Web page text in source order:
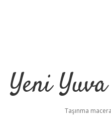
Yeni
Taşınma